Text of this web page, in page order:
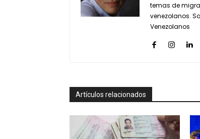
temas de
venezolanos.
Venezolanos
Artículos relacionados